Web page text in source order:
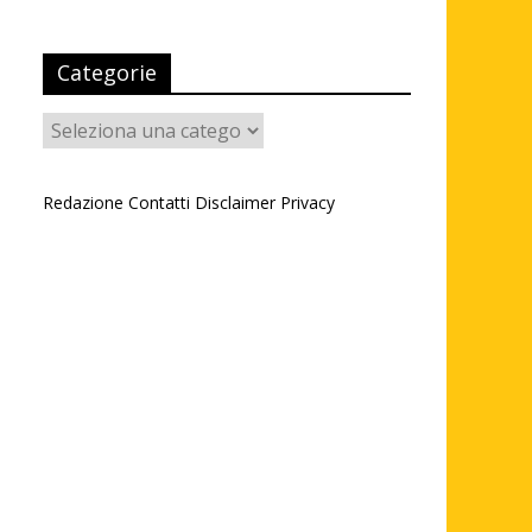
Categorie
Categorie
Redazione Contatti Disclaimer Privacy